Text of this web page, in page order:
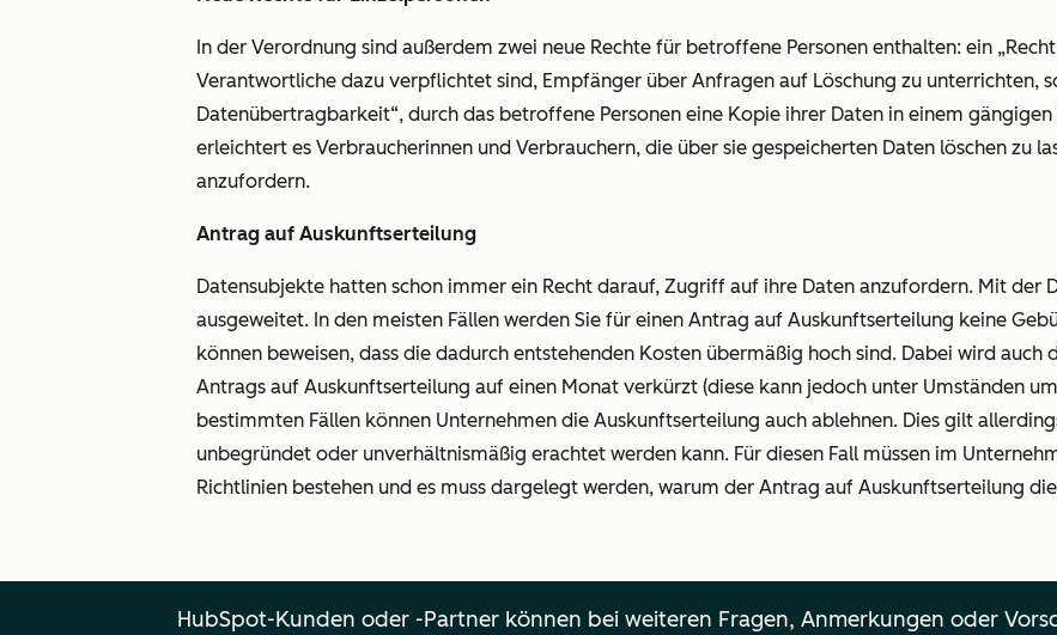
In der Verordnung sind außerdem zwei neue Rechte für betroffene Personen enthalten: ein
Verantwortliche dazu verpflichtet sind, Empfänger über Anfragen auf Löschung zu unterrichten,
Datenübertragbarkeit“, durch das betroffene Personen eine Kopie ihrer Daten in einem
erleichtert es Verbraucherinnen und Verbrauchern, die über sie gespeicherten Daten löschen zu
anzufordern.
Antrag auf Auskunftserteilung
Datensubjekte hatten schon immer ein Recht darauf, Zugriff auf ihre Daten anzufordern. Mit der
ausgeweitet. In den meisten Fällen werden Sie für einen Antrag auf Auskunftserteilung keine
können beweisen, dass die dadurch entstehenden Kosten übermäßig hoch sind. Dabei wird auch
Antrags auf Auskunftserteilung auf einen Monat verkürzt (diese kann jedoch unter Umständen
bestimmten Fällen können Unternehmen die Auskunftserteilung auch ablehnen. Dies gilt
unbegründet oder unverhältnismäßig erachtet werden kann. Für diesen Fall müssen im
Richtlinien bestehen und es muss dargelegt werden, warum der Antrag auf Auskunftserteilung
HubSpot-Kunden oder -Partner können bei weiteren Fragen, Anmerkungen oder